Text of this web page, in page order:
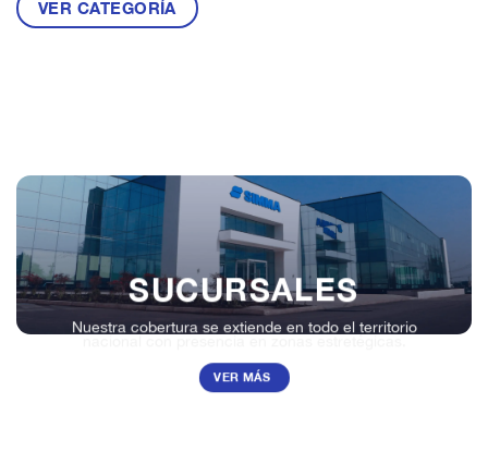
VER CATEGORÍA
SUCURSALES
Nuestra cobertura se extiende en todo el territorio
VER MÁS